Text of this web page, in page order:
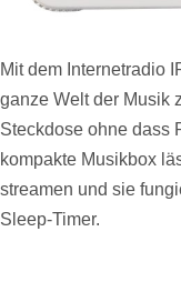
Mit dem Internetradio
ganze Welt der Musik
Steckdose ohne dass
kompakte Musikbox
streamen und sie
Sleep-Timer.